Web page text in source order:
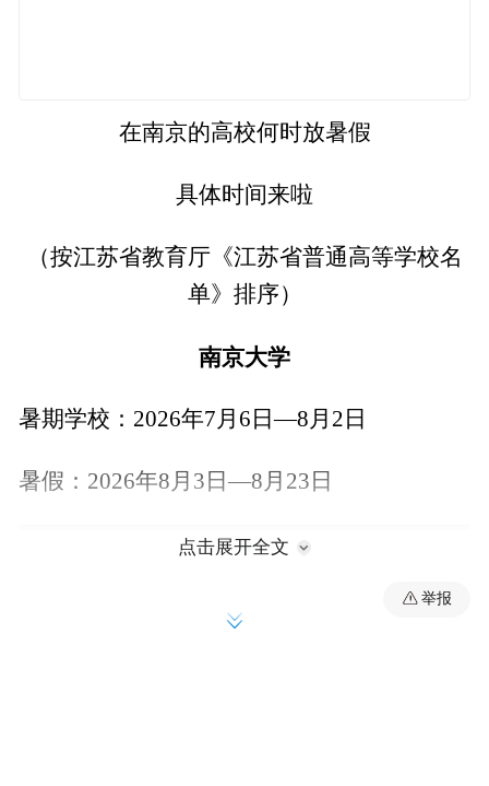
在南京的高校何时放暑假
具体时间来啦
（按江苏省教育厅《江苏省普通高等学校名
单》排序）
南京大学
暑期学校：2026年7月6日—8月2日
暑假：2026年8月3日—8月23日
点击展开全文
举报